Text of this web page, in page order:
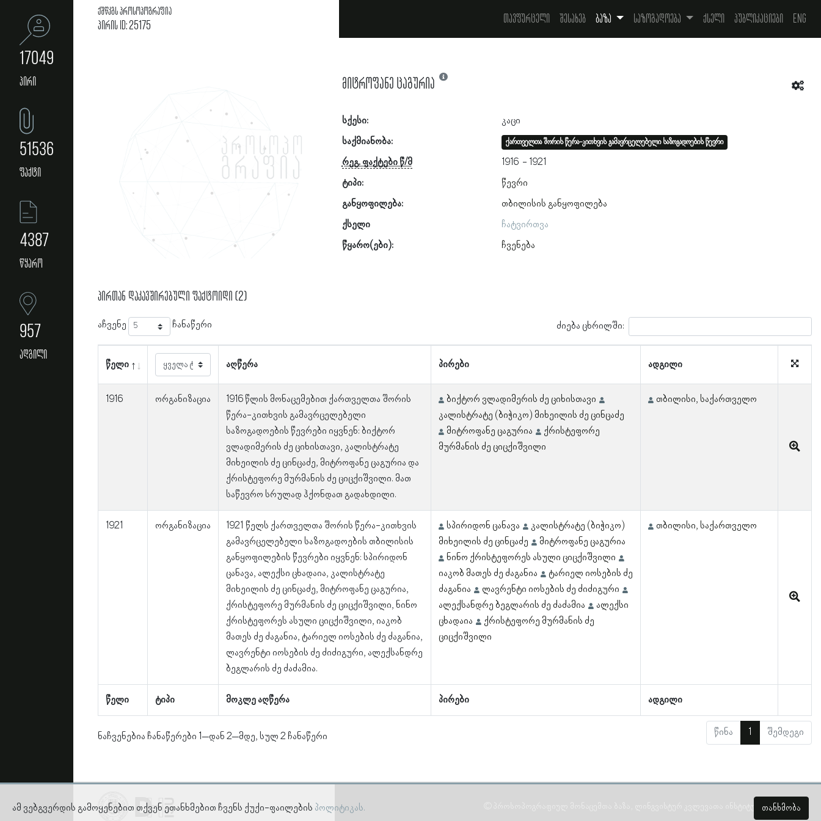
17049
პირი
51536
ფაქტი
4387
წყარო
957
ადგილი
ქშწკგს პროსოპოგრაფია
პირის ID: 25175 თავფურცელი შესახებ ბაზა საზოგადოება ქსელი პუბლიკაციები Eng
მიტროფანე ცაგურია
სქესი:
კაცი
საქმიანობა:
ქართველთა შორის წერა-კითხვის გამავრცელებელი საზოგადოების წევრი
რეგ. ფაქტები წ/მ 1916
1921
ტიპი:
წევრი
განყოფილება:
თბილისის განყოფილება
ქსელი
ჩატვირთვა
წყარო(ები):
ჩვენება
პირთან დაკავშირებული ფაქტოიდი (2)
აჩვენე ჩანაწერი ძიება ცხრილში:
წელი აღწერა პირები ადგილი
წელი ტიპი მოკლე აღწერა პირები ადგილი
1916 ორგანიზაცია
1916 წლის მონაცემებით ქართველთა შორის
წერა-კითხვის გამავრცელებელი
საზოგადოების წევრები იყვნენ: ბიქტორ
ვლადიმერის ძე ციხისთავი, კალისტრატე
მიხეილის ძე ცინცაძე, მიტროფანე ცაგურია და
ქრისტეფორე მურმანის ძე ციცქიშვილი. მათ
საწევრო სრულად ჰქონდათ გადახდილი.
ბიქტორ ვლადიმერის ძე ციხისთავი
კალისტრატე (ბიჭიკო) მიხეილის ძე ცინცაძე
მიტროფანე ცაგურია
ქრისტეფორე
მურმანის ძე ციცქიშვილი
თბილისი, საქართველო
1921 ორგანიზაცია
1921 წელს ქართველთა შორის წერა-კითხვის
გამავრცელებელი საზოგადოების თბილისის
განყოფილების წევრები იყვნენ: სპირიდონ
ცანავა, ალექსი ცხადაია, კალისტრატე
მიხეილის ძე ცინცაძე, მიტროფანე ცაგურია,
ქრისტეფორე მურმანის ძე ციცქიშვილი, ნინო
ქრისტეფორეს ასული ციცქიშვილი, იაკობ
მათეს ძე ძაგანია, ტარიელ იოსების ძე ძაგანია,
ლავრენტი იოსების ძე ძიძიგური, ალექსანდრე
ბეგლარის ძე ძაძამია.
სპირიდონ ცანავა
კალისტრატე (ბიჭიკო)
მიხეილის ძე ცინცაძე
მიტროფანე ცაგურია
ნინო ქრისტეფორეს ასული ციცქიშვილი
იაკობ მათეს ძე ძაგანია
ტარიელ იოსების ძე
ძაგანია
ლავრენტი იოსების ძე ძიძიგური
ალექსანდრე ბეგლარის ძე ძაძამია
ალექსი
ცხადაია
ქრისტეფორე მურმანის ძე
ციცქიშვილი
თბილისი, საქართველო
ნაჩვენებია ჩანაწერები 1–დან 2–მდე, სულ 2 ჩანაწერი წინა 1 შემდეგი
ამ ვებგვერდის გამოყენებით თქვენ ეთანხმებით ჩვენს ქუქი-ფაილების პოლიტიკას. თანხმობა
© პროსოპოგრაფიულ მონაცემთა ბაზა, ლინგვისტურ კვლევათა ინსტიტუტი 2018 - 2026